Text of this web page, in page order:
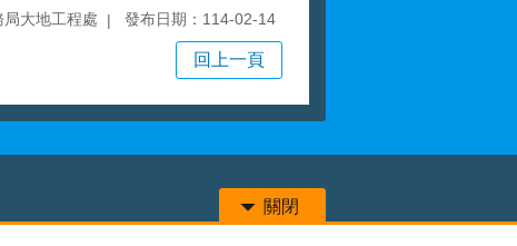
大地工程處 發布日期：114-02-14
回上一頁
關閉